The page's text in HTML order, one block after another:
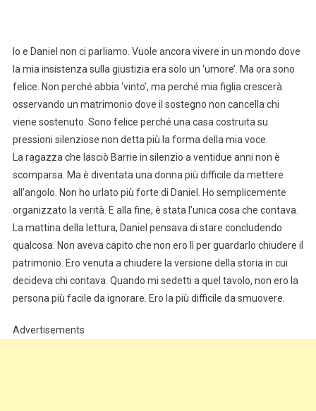
Io e Daniel non ci parliamo. Vuole ancora vivere in un mondo dove
la mia insistenza sulla giustizia era solo un ‘umore’. Ma ora sono
felice. Non perché abbia ‘vinto’, ma perché mia figlia crescerà
osservando un matrimonio dove il sostegno non cancella chi
viene sostenuto. Sono felice perché una casa costruita su
pressioni silenziose non detta più la forma della mia voce.
La ragazza che lasciò Barrie in silenzio a ventidue anni non è
scomparsa. Ma è diventata una donna più difficile da mettere
all’angolo. Non ho urlato più forte di Daniel. Ho semplicemente
organizzato la verità. E alla fine, è stata l’unica cosa che contava.
La mattina della lettura, Daniel pensava di stare concludendo
qualcosa. Non aveva capito che non ero lì per guardarlo chiudere il
patrimonio. Ero venuta a chiudere la versione della storia in cui
decideva chi contava. Quando mi sedetti a quel tavolo, non ero la
persona più facile da ignorare. Ero la più difficile da smuovere.
Advertisements